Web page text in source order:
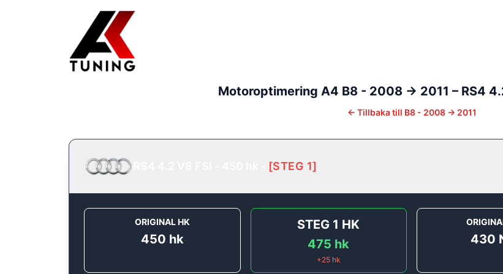
Motoroptimering A4 B8 - 2008 -> 2011 – RS4
← Tillbaka till B8 - 2008 -> 2011
[STEG 1]
ORIGINAL HK
450 hk
STEG 1 HK
475 hk
+25hk
430